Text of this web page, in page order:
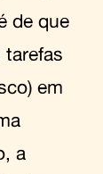
de que
em
a